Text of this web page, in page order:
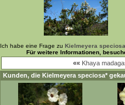
Ich habe eine Frage zu Kielmeyera
Für weitere Informationen,
«« Khaya
Kunden, die Kielmeyera speciosa*